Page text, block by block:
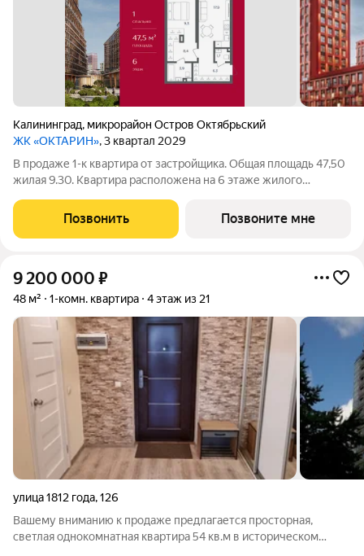
Калининград, микрорайон Остров Октябрьский
ЖК «ОКТАРИН», 3 квартал 2029
В продаже 1-к квартира от застройщика. Общая площадь 47,50
жилая 9.30. Квартира расположена на 6 этаже жилого
года. ОКТАРИН - масштабный жилой квартал площадью 7
гектаров, расположенный на
Позвонить Позвоните мне
9 200 000 ₽
48 м² 1-комн. квартира 4 этаж из 21
улица 1812 года,126
Вашему вниманию к продаже предлагается просторная,
светлая однокомнатная квартира 54 кв.м в историческом